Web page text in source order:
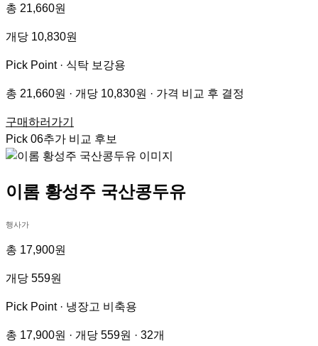
총 21,660원
개당 10,830원
Pick Point · 식탁 보강용
총 21,660원 · 개당 10,830원 · 가격 비교 후 결정
구매하러가기
Pick 06추가 비교 후보
이롬 황성주 국산콩두유
행사가
총 17,900원
개당 559원
Pick Point · 냉장고 비축용
총 17,900원 · 개당 559원 · 32개